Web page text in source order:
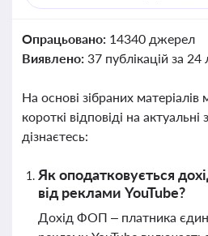
Опрацьовано: 14340 джерел
Виявлено: 37 публікацій за 24
На основі зібраних
короткі відповіді на
дізнаєтесь:
Як оподатковується
від реклами YouTube?
Дохід ФОП – платника